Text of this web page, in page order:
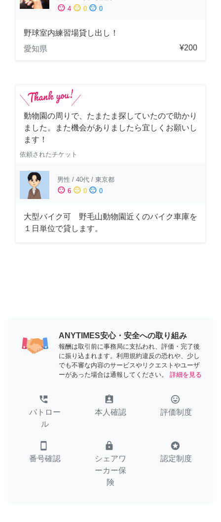
sentiment_satisfied 4 sentiment_neutral 0 sentiment_dissatisfied 0
野球室内練習場貸し出し！
愛知県
¥200
動物園の周りで、たまたま探していたので助かり
ました。また機会がありましたら宜しくお願いし
ます！
依頼されたチケット
男性 / 40代 / 東京都
sentiment_satisfied 6 sentiment_neutral 0 sentiment_dissatisfied 0
大型バイク可 野毛山動物園近くのバイク車庫を
１日単位で貸します。
ANYTIMES安心・安全への取り組み
報酬は取引前に事務局に支払われ、評価・完了後
に振り込まれます。利用規約違反の恐れや、少し
でも不審な内容のサービスやリクエストやユーザ
ーがあった場合は通報してください。
詳細を見る
perm_phone_msg
パトロー
ル
assignment_ind
本人確認
tag_faces
評価制度
smartphone
番号確認
lock
シェアワ
ーカー保
険
stars
認定制度